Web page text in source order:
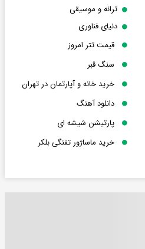
ترانه و موسیقی
دنیای فناوری
قیمت تتر امروز
سنگ قبر
خرید خانه و آپارتمان در تهران
دانلود آهنگ
پارتیشن شیشه ای
خرید ماساژور تفنگی بلکر